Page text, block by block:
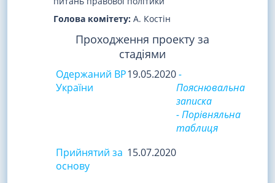
Голова комітету: А. Костін
Проходження проекту за
стадіями
Одержаний ВР
України
19.05.2020-
Пояснювальна
записка
- Порівняльна
таблиця
Прийнятий за
основу
15.07.2020